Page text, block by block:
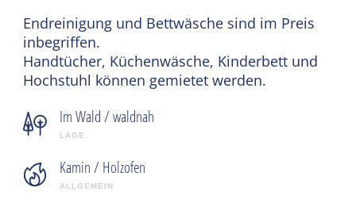
Endreinigung und Bettwäsche sind im Preis
inbegriffen.
Handtücher, Küchenwäsche, Kinderbett und
Hochstuhl können gemietet werden.
Im Wald / waldnah
LAGE
Kamin / Holzofen
ALLGEMEIN